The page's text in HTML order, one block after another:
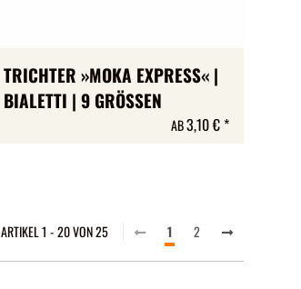
TRICHTER »MOKA EXPRESS« |
BIALETTI | 9 GRÖSSEN
AB3,10 € *
ARTIKEL 1 - 20 VON 25 1 2